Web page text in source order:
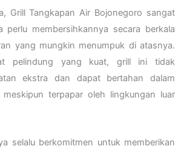
Grill Tangkapan Air Bojonegoro sangat
perlu membersihkannya secara berkala
yang mungkin menumpuk di atasnya.
pelindung yang kuat, grill ini tidak
ekstra dan dapat bertahan dalam
terpapar oleh lingkungan luar
selalu berkomitmen untuk memberikan